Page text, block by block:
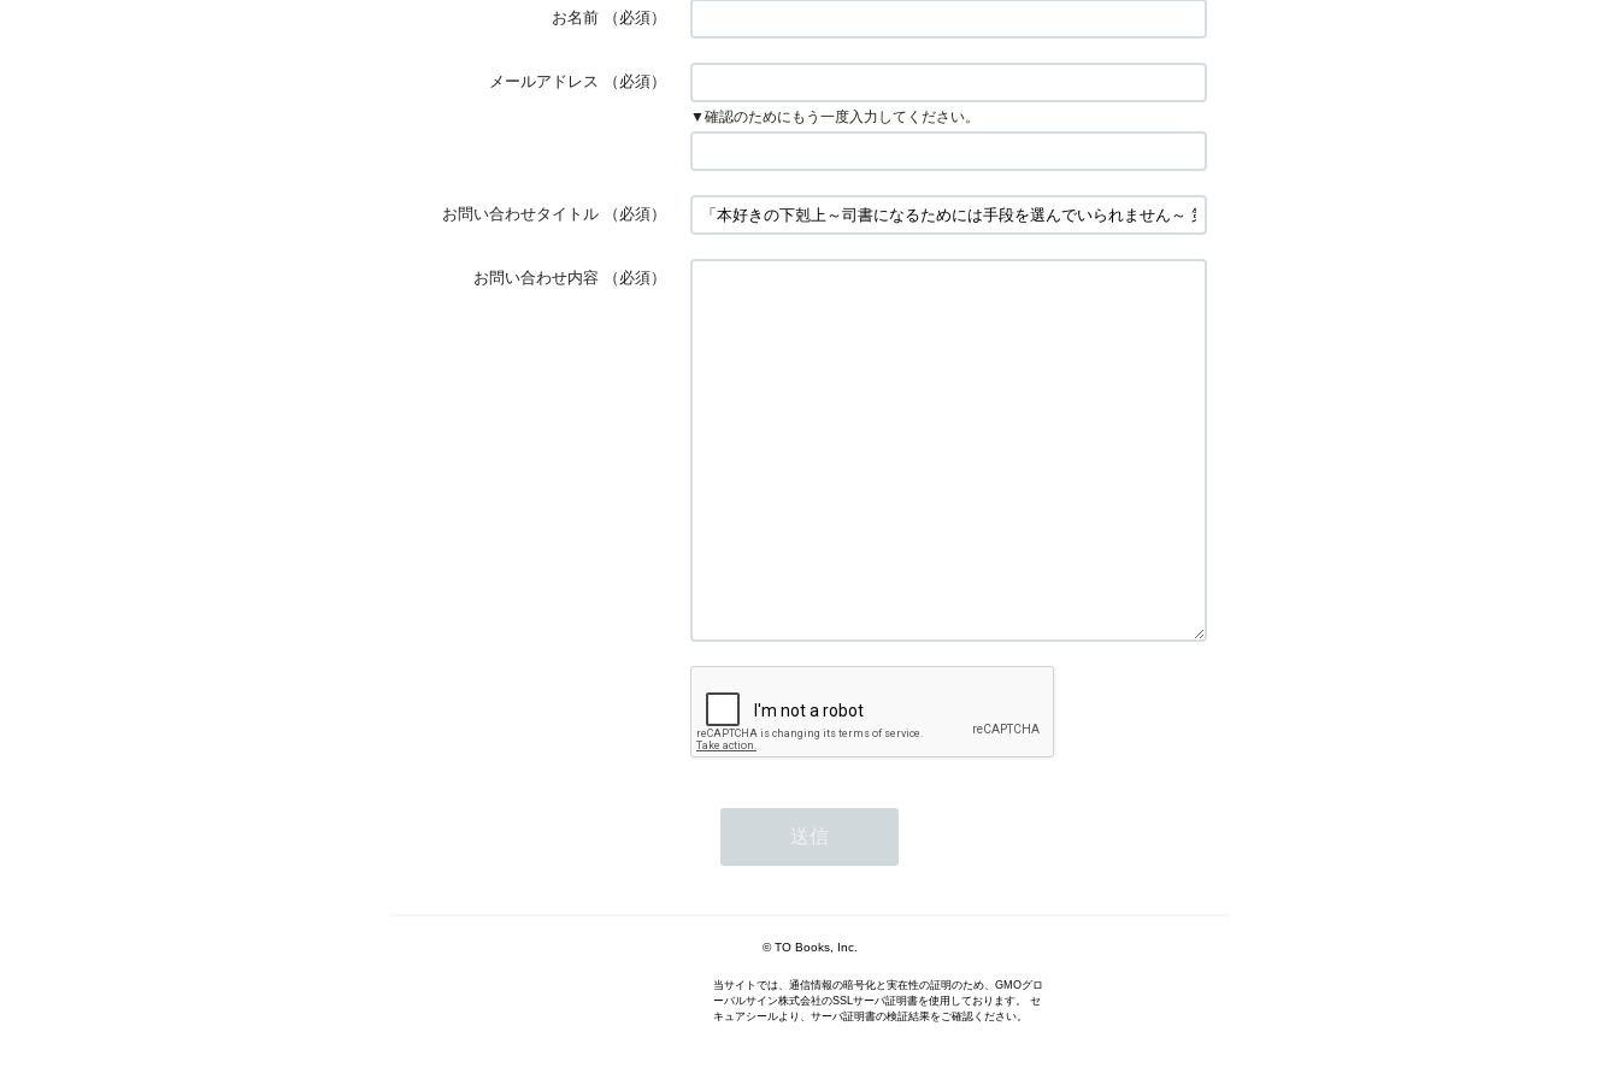
お名前 （必須）
メールアドレス （必須）
▼確認のためにもう一度入力してください。
お問い合わせタイトル （必須）
お問い合わせ内容 （必須）
© TO Books, Inc.
当サイトでは、通信情報の暗号化と実在性の証明のため、GMOグロ
ーバルサイン株式会社のSSLサーバ証明書を使用しております。 セ
キュアシールより、サーバ証明書の検証結果をご確認ください。